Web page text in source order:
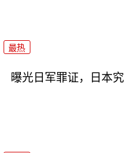
最热
曝光日军罪证，日本